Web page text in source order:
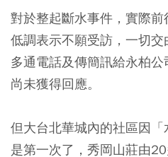
對於整起斷水事件，實際
低調表示不願受訪，一切
多通電話及傳簡訊給永柏
尚未獲得回應。
但大台北華城內的社區因
是第一次了，秀岡山莊由